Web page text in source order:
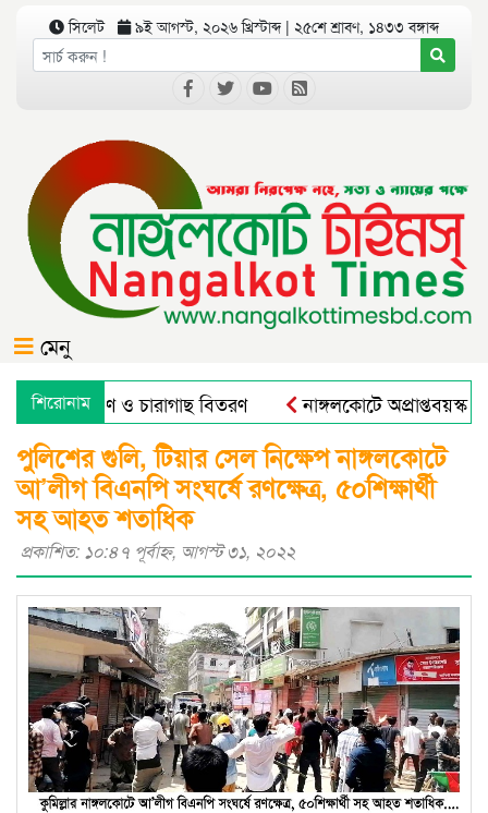
সিলেট ৯ই আগস্ট, ২০২৬ খ্রিস্টাব্দ | ২৫শে শ্রাবণ, ১৪৩৩ বঙ্গাব্দ
মেনু
শিরোনাম
বৃক্ষরোপণ ও চারাগাছ বিতরণ নাঙ্গলকোটে অপ্রাপ্তবয়স্ক
পুলিশের গুলি, টিয়ার সেল নিক্ষেপ নাঙ্গলকোটে
আ’লীগ বিএনপি সংঘর্ষে রণক্ষেত্র, ৫০শিক্ষার্থী
সহ আহত শতাধিক
প্রকাশিত: ১০:৪৭ পূর্বাহ্ণ, আগস্ট ৩১, ২০২২